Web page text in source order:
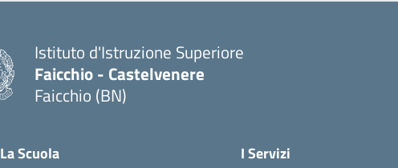
Istituto d'Istruzione Superiore
Faicchio - Castelvenere
Faicchio (BN)
La Scuola I Servizi